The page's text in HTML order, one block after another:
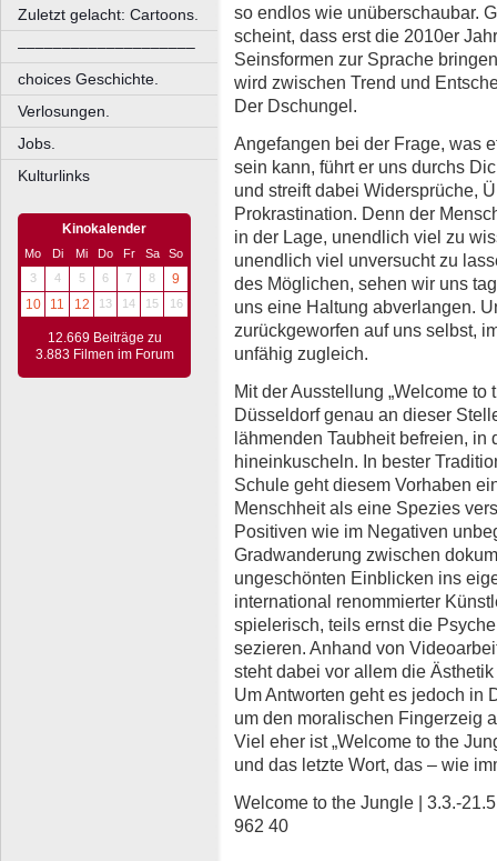
Zuletzt gelacht: Cartoons.
––––––––––––––––––––
choices Geschichte.
Verlosungen.
Jobs.
Kulturlinks
Kinokalender
Mo Di Mi Do Fr Sa
So
3
4 5 6 7 8
9
10
11 12 13 14 15 16
12.669 Beiträge zu
3.883 Filmen im Forum
so endlos wie unüberschaubar.
scheint, dass erst die 2010er
Seinsformen zur Sprache
wird zwischen Trend und
Der Dschungel.
Angefangen bei der Frage, was
sein kann, führt er uns durchs
und streift dabei Widersprüche,
Prokrastination. Denn der
in der Lage, unendlich viel zu
unendlich viel unversucht zu
des Möglichen, sehen wir uns
uns eine Haltung abverlangen.
zurückgeworfen auf uns selbst,
unfähig zugleich.
Mit der Ausstellung „Welcome
Düsseldorf genau an dieser
lähmenden Taubheit befreien, in
hineinkuscheln. In bester
Schule geht diesem Vorhaben
Menschheit als eine Spezies
Positiven wie im Negativen
Gradwanderung zwischen
ungeschönten Einblicken ins
international renommierter
spielerisch, teils ernst die
sezieren. Anhand von
steht dabei vor allem die
Um Antworten geht es jedoch in
um den moralischen Fingerzeig
Viel eher ist „Welcome to the
und das letzte Wort, das – wie
Welcome to the Jungle | 3.3.-
962 40